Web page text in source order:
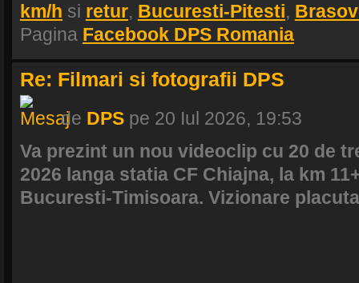
km/h si retur, Bucuresti-Pitesti,
Pagina Facebook DPS Romania
Re: Filmari si fotografii DPS
de DPSpe 20 Iul 2026, 19:53
Va prezint un nou videoclip cu 20 de
2026 langa statia CF Chiajna, la km
Bucuresti-Timisoara. Vizionare